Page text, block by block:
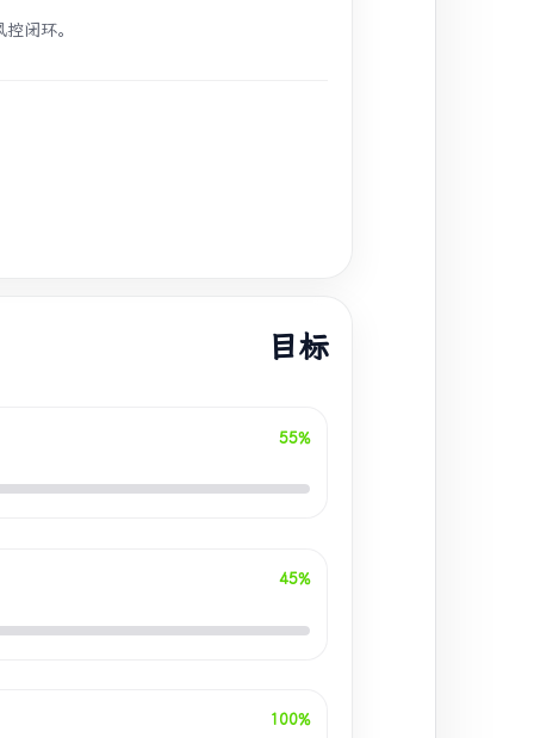
闭环。
目标
55%
45%
100%